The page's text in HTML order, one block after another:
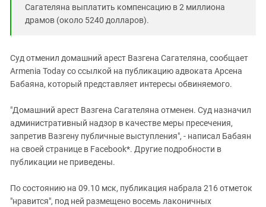
Сагателяна выплатить компенсацию в 2 миллиона
драмов (около 5240 долларов).
Суд отменил домашний арест Вазгена Сагателяна, сообщает
Armenia Today со ссылкой на публикацию адвоката Арсена
Бабаяна, который представляет интересы обвиняемого.
"Домашний арест Вазгена Сагателяна отменен. Суд назначил
административный надзор в качестве меры пресечения,
запретив Вазгену публичные выступления", - написал Бабаян
на своей странице в Facebook*. Другие подробности в
публикации не приведены.
По состоянию на 09.10 мск, публикация набрала 216 отметок
"нравится", под ней размещено восемь лаконичных